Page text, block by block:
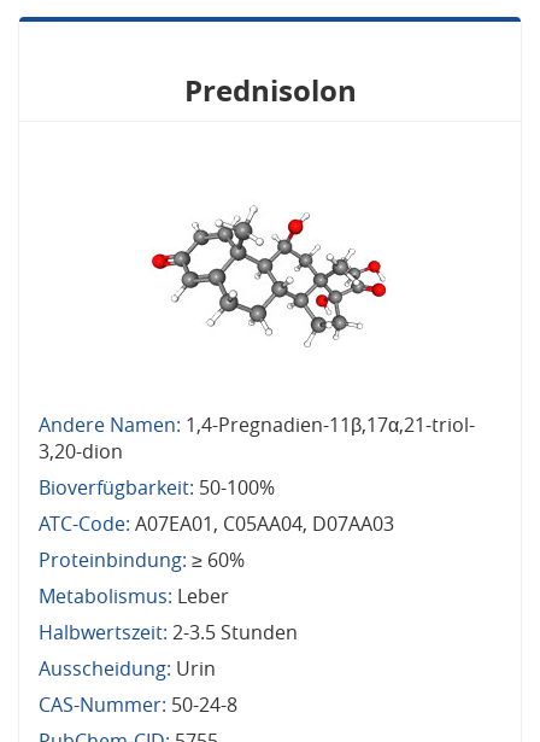
Prednisolon
Andere Namen: 1,4-Pregnadien-11β,17α,21-triol-
3,20-dion
Bioverfügbarkeit: 50-100%
ATC-Code: A07EA01, C05AA04, D07AA03
Proteinbindung: ≥ 60%
Metabolismus: Leber
Halbwertszeit: 2-3.5 Stunden
Ausscheidung: Urin
CAS-Nummer: 50-24-8